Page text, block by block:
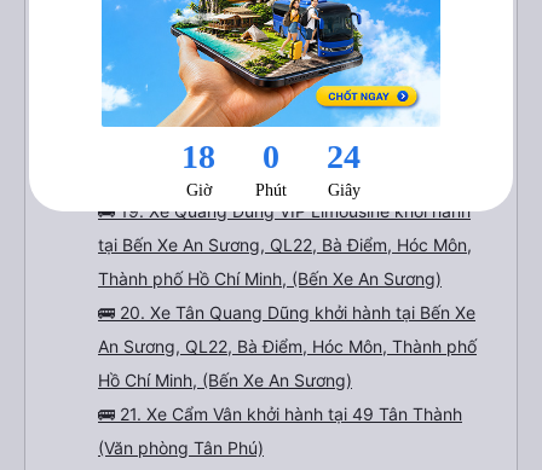
1A
🚌 17. Xe Cúc Tùng khởi hành tại 501 Hoàng Hữu
Nam, Long Bình (Bến xe Miền Đông mới)
🚌 18. Xe Phi Hiệp khởi hành tại Quầy vé 117, Số
501, đường Hoàng Hữu Nam (Bến xe Miền Đông
🚌 19. Xe Quang Dũng VIP Limousine khởi hành
tại Bến Xe An Sương, QL22, Bà Điểm, Hóc Môn,
Thành phố Hồ Chí Minh, (Bến Xe An Sương)
🚌 20. Xe Tân Quang Dũng khởi hành tại Bến Xe
An Sương, QL22, Bà Điểm, Hóc Môn, Thành phố
Hồ Chí Minh, (Bến Xe An Sương)
🚌 21. Xe Cẩm Vân khởi hành tại 49 Tân Thành
(Văn phòng Tân Phú)